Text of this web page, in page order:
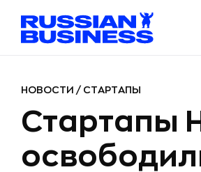
НОВОСТИ / СТАРТАПЫ
Стартапы